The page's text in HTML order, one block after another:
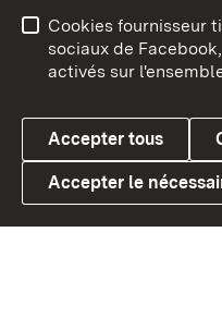
Link zum Landesportal
Conseils d'utilisation
Cookies
Cookies fournisseur
sociaux de
activés sur
Accepter tous
Accepter le